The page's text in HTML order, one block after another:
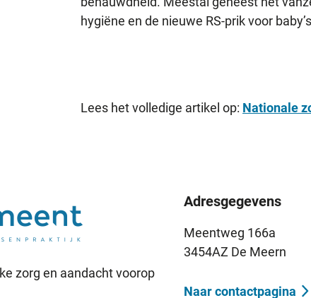
hygiëne en de nieuwe RS-prik voor
Lees het volledige artikel op: Nationale
zorg en aandacht voorop
Adresgegevens
Meentweg 166a
3454AZ De Meern
Naar contactpagina